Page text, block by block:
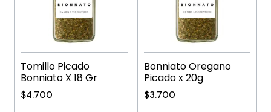
Tomillo Picado
Bonniato X 18 Gr
$4.700
Bonniato Oregano
Picado x 20g
$3.700